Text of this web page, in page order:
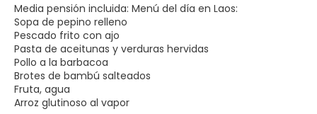
Media pensión incluida: Menú del día en Laos:
Sopa de pepino relleno
Pescado frito con ajo
Pasta de aceitunas y verduras hervidas
Pollo a la barbacoa
Brotes de bambú salteados
Fruta, agua
Arroz glutinoso al vapor